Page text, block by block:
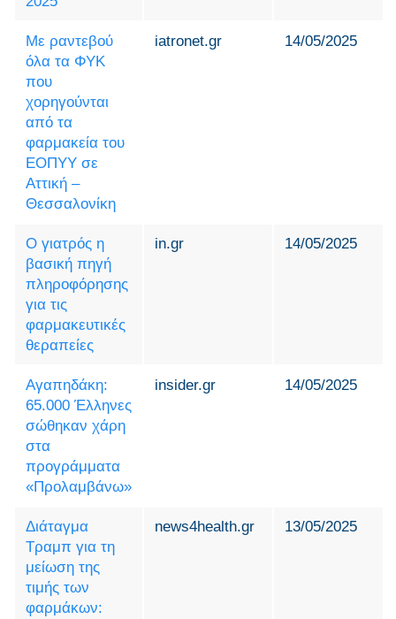
Με ραντεβού
όλα τα ΦΥΚ
που
χορηγούνται
από τα
φαρμακεία του
ΕΟΠΥΥ σε
Αττική –
Θεσσαλονίκη
iatronet.gr 14/05/2025
Ο γιατρός η
βασική πηγή
πληροφόρησης
για τις
φαρμακευτικές
θεραπείες
in.gr 14/05/2025
Αγαπηδάκη:
65.000 Έλληνες
σώθηκαν χάρη
στα
προγράμματα
«Προλαμβάνω»
insider.gr 14/05/2025
Διάταγμα
Τραμπ για τη
μείωση της
τιμής των
φαρμάκων:
news4health.gr 13/05/2025